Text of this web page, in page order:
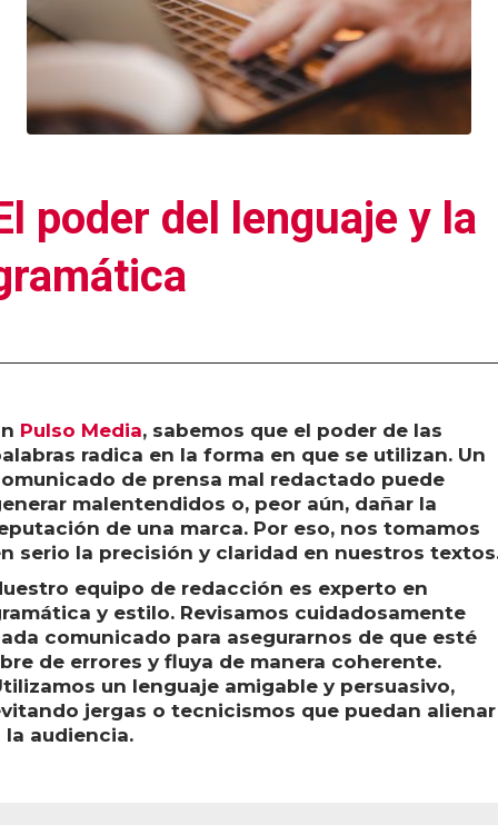
poder del lenguaje y la
Pulso Media, sabemos que el poder de las
radica en la forma en que se utilizan. Un
de prensa mal redactado puede
malentendidos o, peor aún, dañar la
de una marca. Por eso, nos tomamos
serio la precisión y claridad en nuestros
equipo de redacción es experto en
y estilo. Revisamos cuidadosamente
comunicado para asegurarnos de que esté
de errores y fluya de manera coherente.
un lenguaje amigable y persuasivo,
jergas o tecnicismos que puedan alienar
la audiencia.